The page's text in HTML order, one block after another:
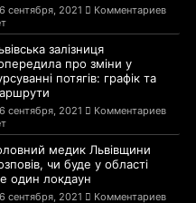
6 сентября, 2021
Комментариев
залізниця
про зміни у
потягів: графік та
6 сентября, 2021
Комментариев
медик Львівщини
чи буде у області
один локдаун
6 сентября, 2021
Комментариев